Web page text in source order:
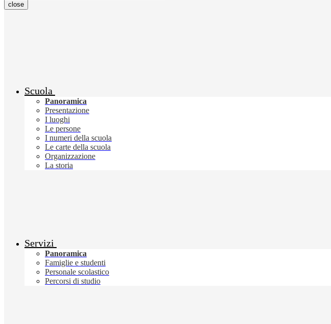
close
Scuola
Panoramica
Presentazione
I luoghi
Le persone
I numeri della scuola
Le carte della scuola
Organizzazione
La storia
Servizi
Panoramica
Famiglie e studenti
Personale scolastico
Percorsi di studio